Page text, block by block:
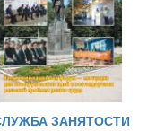
ЗАНЯТОСТИ